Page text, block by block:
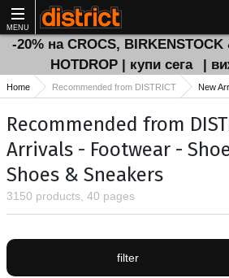
MENU
-20% на CROCS,
HOTDROP | купи сега
|
Home Recommended from DISTRICT New
Recommended from
Arrivals - Footwear -
Shoes & Sneakers
3150 products, 40 pages
filter